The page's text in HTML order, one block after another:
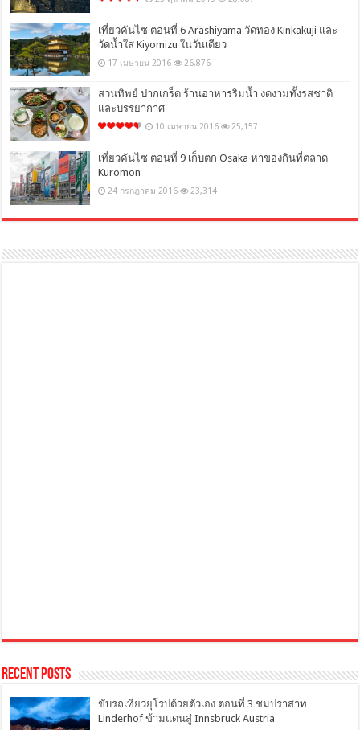
เที่ยวคันไซ ตอนที่ 6 Arashiyama วัดทอง Kinkakuji และ
วัดน้ำใส Kiyomizu ในวันเดียว
17 เมษายน 2016 26,876
สวนทิพย์ ปากเกร็ด ร้านอาหารริมน้ำ งดงามทั้งรสชาติ
และบรรยากาศ
10 เมษายน 2016 25,157
เที่ยวคันไซ ตอนที่ 9 เก็บตก Osaka หาของกินที่ตลาด
Kuromon
24 กรกฎาคม 2016 23,314
Recent Posts
ขับรถเที่ยวยุโรปด้วยตัวเอง ตอนที่ 3 ชมปราสาท
Linderhof ข้ามแดนสู่ Innsbruck Austria